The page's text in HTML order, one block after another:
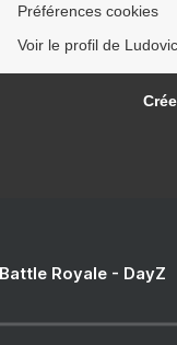
Préférences cookies
Voir le profil de
Royale - DayZ